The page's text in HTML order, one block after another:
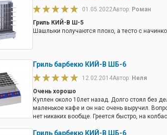
01.05.2022Автор: Роман
Гриль КИЙ-В Ш-5
Шашлыки получаются плохо, а тесто с
Гриль барбекю КИЙ-В ШБ-6
12.02.2014Автор: Неля
Очень хорошо
Куплен около 10лет назад. Долго стоял без
маленькое кафе и он нас очень выручил.
нет никаких вообще. Греется быстро, на
мыть: (Снимается решетка, защита тенов,
Гриль барбекю КИЙ-В ШБ-6